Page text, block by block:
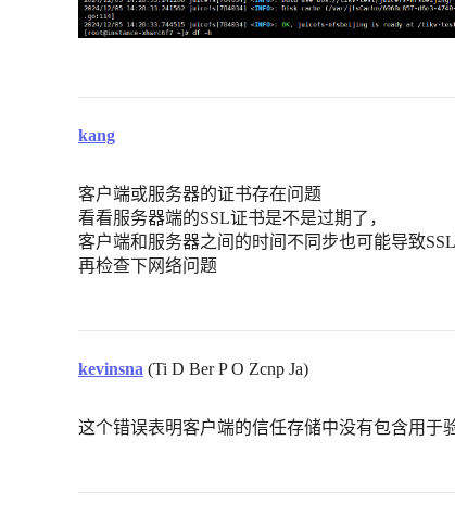
kang
客户端或服务器的证书存在问题
看看服务器端的SSL证书是不是过期了，
客户端和服务器之间的时间不同步也可能导致
再检查下网络问题
kevinsna (Ti D Ber P O Zcnp Ja)
这个错误表明客户端的信任存储中没有包含用于